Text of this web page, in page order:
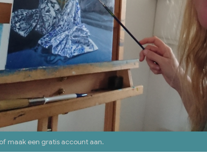
ofmaak een gratis account aan.